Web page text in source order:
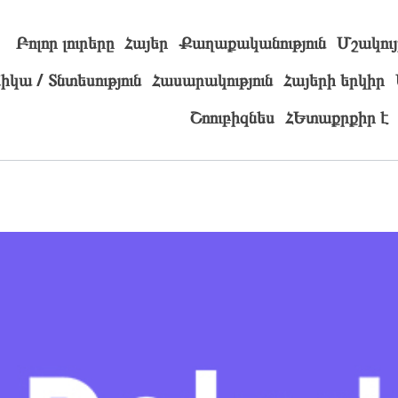
Բոլոր լուրերը Հայեր Քաղաքականություն
/ Տնտեսություն Հասարակություն Հայերի երկիր
Շոուբիզնես ՀԵտաքրքիր է